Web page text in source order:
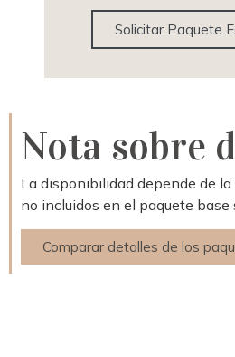
Solicitar Paquete
Nota sobre
La disponibilidad depende de
no incluidos en el paquete
Comparar detalles de los